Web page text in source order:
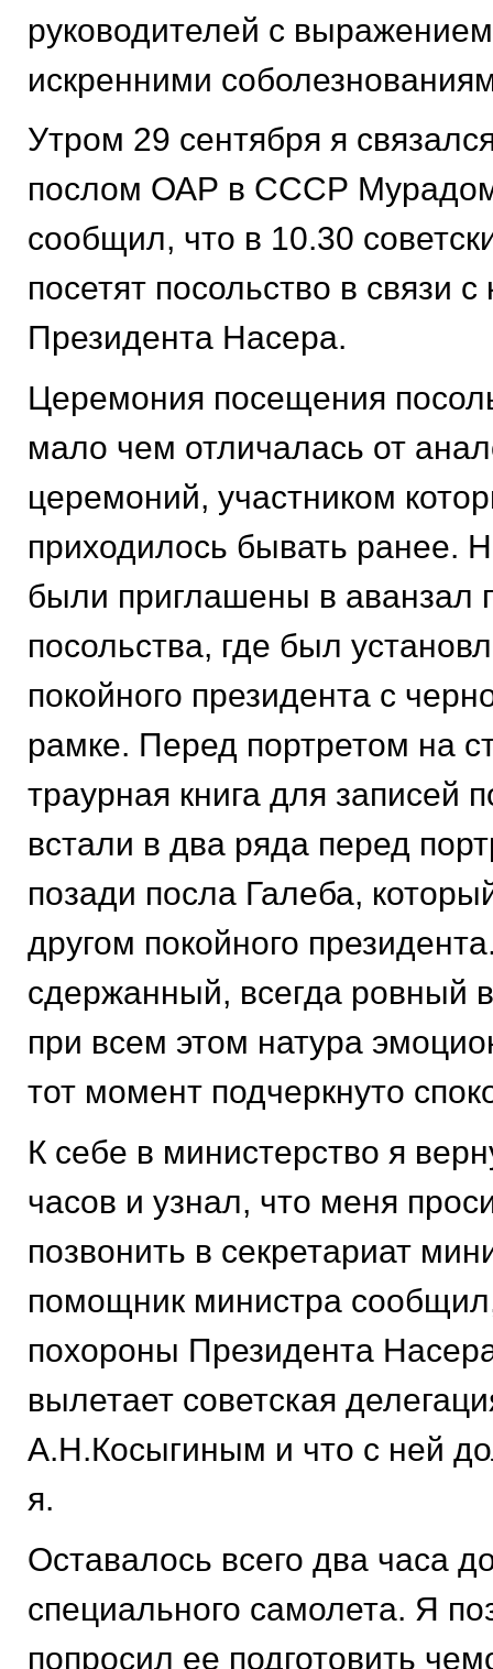
руководителей с
искренними
Утром 29 сентября я
послом ОАР в СССР
сообщил, что в 10.30
посетят посольство в связи с
Президента Насера.
Церемония посещения
мало чем отличалась от
церемоний, участником
приходилось бывать ранее.
были приглашены в аванзал
посольства, где был
покойного президента с
рамке. Перед портретом на
траурная книга для записей
встали в два ряда перед
позади посла Галеба,
другом покойного
сдержанный, всегда ровный
при всем этом натура
тот момент подчеркнуто
К себе в министерство я
часов и узнал, что меня
позвонить в секретариат
помощник министра
похороны Президента
вылетает советская
А.Н.Косыгиным и что с ней
я.
Оставалось всего два часа
специального самолета. Я
попросил ее подготовить